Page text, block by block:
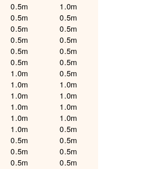
0.5m
0.5m
0.5m
0.5m
0.5m
0.5m
1.0m
1.0m
1.0m
1.0m
1.0m
1.0m
0.5m
0.5m
0.5m
1.0m
0.5m
0.5m
0.5m
0.5m
0.5m
0.5m
1.0m
1.0m
1.0m
1.0m
0.5m
0.5m
0.5m
0.5m